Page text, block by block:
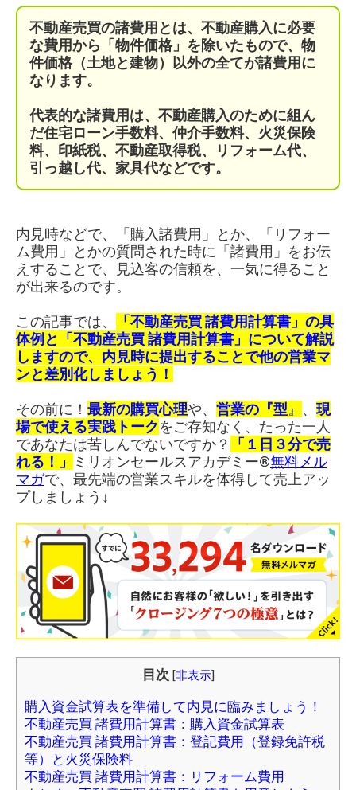
不動産売買の諸費用とは、不動産購入に必要
な費用から「物件価格」を除いたもので、 物
件価格（土地と建物）以外の全てが諸費用に
なります。
代表的な諸費用は、不動産購入のために組ん
だ住宅ローン手数料、仲介手数料、火災保険
料、印紙税、不動産取得税、リフォーム代、
引っ越し代、家具代などです。
内見時などで、「購入諸費用」とか、「リフォー
ム費用」とかの質問された時に「諸費用」をお伝
えすることで、見込客の信頼を、一気に得ること
が出来るのです。
この記事では、
「不動産売買 諸費用計算書」の具
体例と「不動産売買 諸費用計算書」について解説
しますので、内見時に提出することで他の営業マ
ンと差別化しましょう！
その前に！ 最新の購買心理や、 営業の『型 』 、 現
場で使える実践トークをご存知なく、たった一人
であなたは苦しんでないですか？
「１日３分で売
れる！」
ミリオンセールスアカデミー®︎無料メル
マガで、最先端の営業スキルを体得して売上アッ
プしましょう↓
目次 [非表示]
購入資金試算表を準備して内見に臨みましょう！
不動産売買 諸費用計算書：購入資金試算表
不動産売買 諸費用計算書：登記費用（登録免許税
等）と火災保険料
不動産売買 諸費用計算書：リフォーム費用